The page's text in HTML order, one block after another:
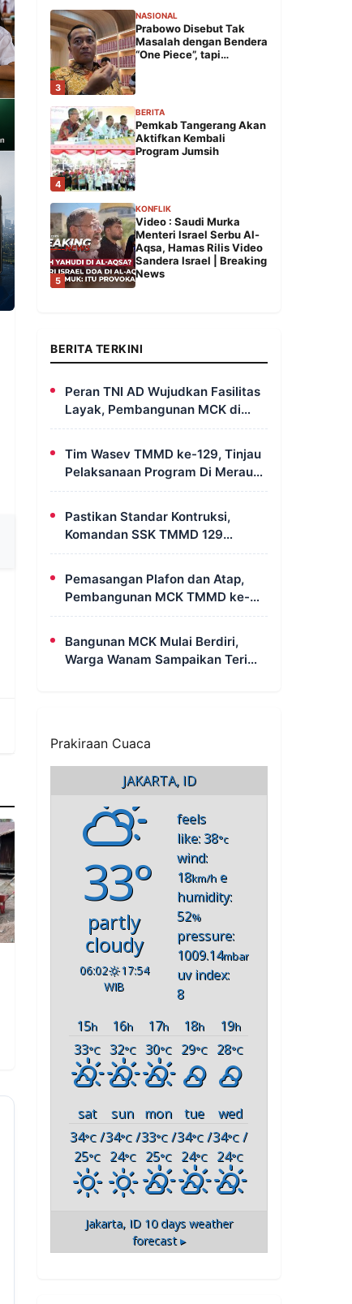
3
NASIONAL
Prabowo Disebut Tak
Masalah dengan Bendera
“One Piece”, tapi…
4
BERITA
Pemkab Tangerang Akan
Aktifkan Kembali
Program Jumsih
5
KONFLIK
Video : Saudi Murka
Menteri Israel Serbu Al-
Aqsa, Hamas Rilis Video
Sandera Israel | Breaking
News
BERITA TERKINI
Peran TNI AD Wujudkan Fasilitas
Layak, Pembangunan MCK di
Dusun Serapu Rampung
Dikerjakan
Tim Wasev TMMD ke-129, Tinjau
Pelaksanaan Program Di Merauke
– Papua Selatan
Pastikan Standar Kontruksi,
Komandan SSK TMMD 129
Intensif Awasi Pembangunan
Pemasangan Plafon dan Atap,
Pembangunan MCK TMMD ke-
129 di Kampung Wanam Hampir
Bangunan MCK Mulai Berdiri,
Warga Wanam Sampaikan Terima
Prakiraan Cuaca
JAKARTA, ID
33°
partly
cloudy
06:02
17:54
WIB
feels
like: 38°c
wind:
18km/h e
humidity:
52%
pressure:
1009.14mbar
uv index:
8
15h 16h 17h 18h 19h
33°C 32°C 30°C 29°C 28°C
sat sun mon tue
wed
34°C/
25°C
34°C/
24°C
33°C/
25°C
34°C/
24°C
34°C /
24°C
Jakarta, ID 10 days weather
forecast ▸